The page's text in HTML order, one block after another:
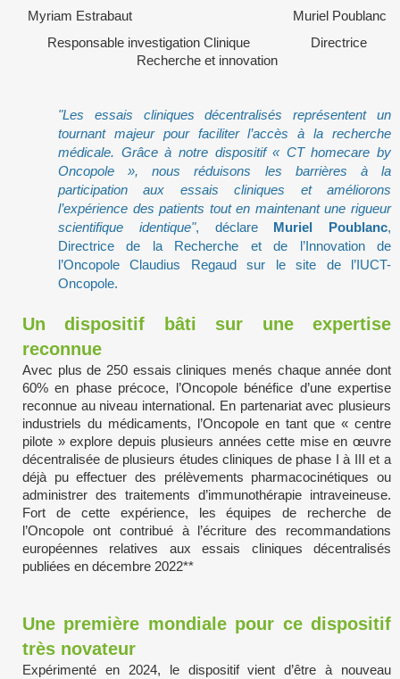
Myriam Estrabaut Muriel Poublanc
Responsable investigation Clinique Directrice
Recherche et innovation
"Les essais cliniques décentralisés représentent un
tournant majeur pour faciliter l’accès à la recherche
médicale. Grâce à notre dispositif « CT homecare by
Oncopole », nous réduisons les barrières à la
participation aux essais cliniques et améliorons
l’expérience des patients tout en maintenant une rigueur
scientifique identique", déclare Muriel Poublanc,
Directrice de la Recherche et de l’Innovation de
l’Oncopole Claudius Regaud sur le site de l’IUCT-
Oncopole.
Un dispositif bâti sur une expertise
reconnue
Avec plus de 250 essais cliniques menés chaque année dont
60% en phase précoce, l’Oncopole bénéfice d’une expertise
reconnue au niveau international. En partenariat avec plusieurs
industriels du médicaments, l’Oncopole en tant que « centre
pilote » explore depuis plusieurs années cette mise en œuvre
décentralisée de plusieurs études cliniques de phase I à III et a
déjà pu effectuer des prélèvements pharmacocinétiques ou
administrer des traitements d’immunothérapie intraveineuse.
Fort de cette expérience, les équipes de recherche de
l’Oncopole ont contribué à l’écriture des recommandations
européennes relatives aux essais cliniques décentralisés
publiées en décembre 2022**
Une première mondiale pour ce dispositif
très novateur
Expérimenté en 2024, le dispositif vient d’être à nouveau